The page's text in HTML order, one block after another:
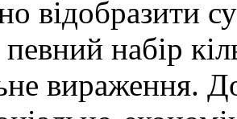
відобразити
набір
вираження.